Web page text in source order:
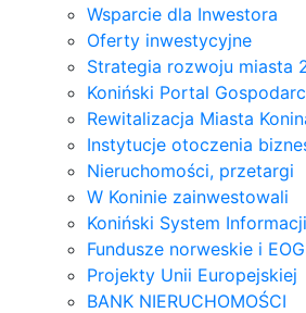
Wsparcie dla Inwestora
Oferty inwestycyjne
Strategia rozwoju miasta
Koniński Portal
Rewitalizacja Miasta
Instytucje otoczenia
Nieruchomości, przetargi
W Koninie zainwestowali
Koniński System
Fundusze norweskie i EOG
Projekty Unii Europejskiej
BANK NIERUCHOMOŚCI